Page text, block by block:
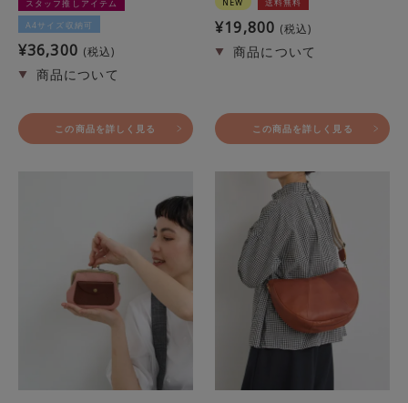
スタッフ推しアイテム
A4サイズ収納可
¥36,300 税込
この商品を詳しく見る
NEW 送料無料
¥19,800 税込
この商品を詳しく見る